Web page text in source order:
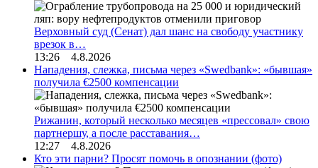
Верховный суд (Сенат) дал шанс на свободу участнику
врезок в…
13:26 4.8.2026
Нападения, слежка, письма через «Swedbank»: «бывшая»
получила €2500 компенсации
Рижанин, который несколько месяцев «прессовал» свою
партнершу, а после расставания…
12:27 4.8.2026
Кто эти парни? Просят помочь в опознании (фото)